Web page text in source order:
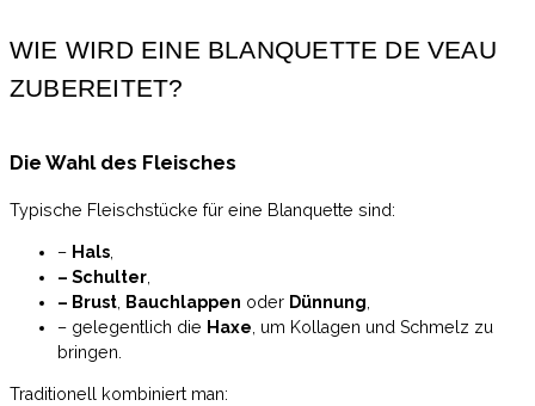
WIE WIRD EINE BLANQUETTE DE VEAU
ZUBEREITET?
Die Wahl des Fleisches
Typische Fleischstücke für eine Blanquette sind:
– Hals
– Schulter
– Brust
Bauchlappen oder Dünnung
– gelegentlich die Haxe , um Kollagen und Schmelz zu
bringen.
Traditionell kombiniert man: